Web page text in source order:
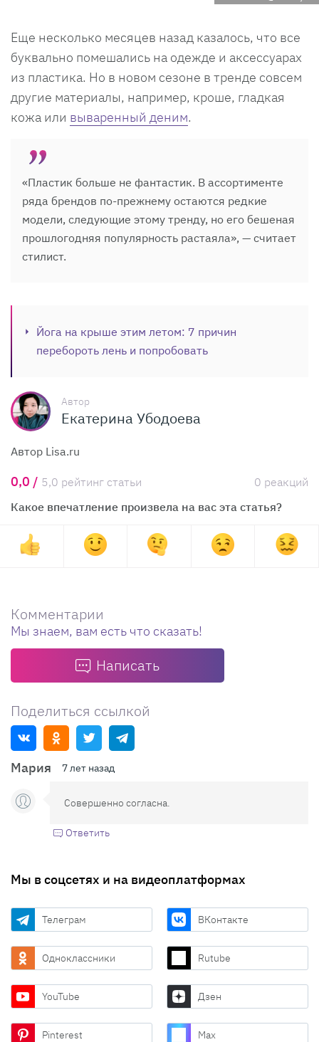
Еще несколько месяцев назад казалось, что все
буквально помешались на одежде и аксессуарах
из пластика. Но в новом сезоне в тренде совсем
другие материалы, например, кроше, гладкая
кожа или вываренный деним.
«Пластик больше не фантастик. В ассортименте
ряда брендов по-прежнему остаются редкие
модели, следующие этому тренду, но его бешеная
прошлогодняя популярность растаяла», — считает
стилист.
Йога на крыше этим летом: 7 причин
перебороть лень и попробовать
Автор
Екатерина Убодоева
Автор Lisa.ru
0,0 / 5,0 рейтинг статьи
0 реакций
Какое впечатление произвела на вас эта статья?
Комментарии
Мы знаем, вам есть что сказать!
Написать
Поделиться ссылкой
Мария 7 лет назад
Совершенно согласна.
Ответить
Мы в соцсетях и на видеоплатформах
Телеграм ВКонтакте
Одноклассники Rutube
YouTube Дзен
Pinterest Max